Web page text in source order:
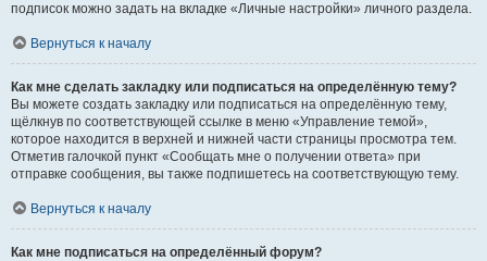
подписок можно задать на вкладке «Личные настройки» личного раздела.
Вернуться к началу
Как мне сделать закладку или подписаться на определённую тему?
Вы можете создать закладку или подписаться на определённую тему,
щёлкнув по соответствующей ссылке в меню «Управление темой»,
которое находится в верхней и нижней части страницы просмотра тем.
Отметив галочкой пункт «Сообщать мне о получении ответа» при
отправке сообщения, вы также подпишетесь на соответствующую тему.
Вернуться к началу
Как мне подписаться на определённый форум?